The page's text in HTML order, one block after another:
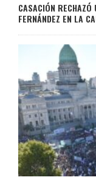
CASACIÓN
FERNÁNDEZ EN LA